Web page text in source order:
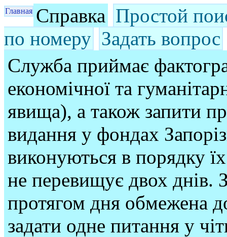
Главная Справка Простой
по номеру Задать вопрос
Служба приймає
економічної та
явища), а також запити
видання у фондах
виконуються в порядку
не перевищує двох днів.
протягом дня обмежена
задати одне питання у